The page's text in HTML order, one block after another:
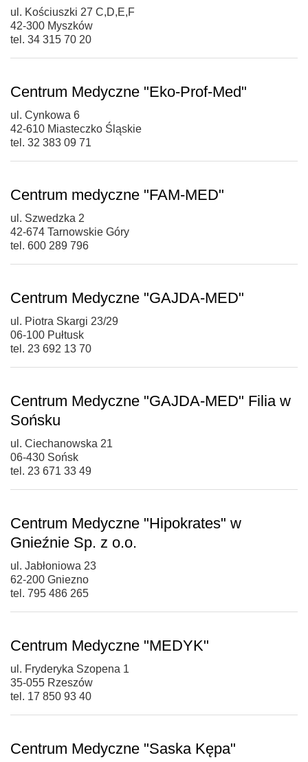
ul. Kościuszki 27 C,D,E,F
42-300 Myszków
tel. 34 315 70 20
Centrum Medyczne "Eko-Prof-Med"
ul. Cynkowa 6
42-610 Miasteczko Śląskie
tel. 32 383 09 71
Centrum medyczne "FAM-MED"
ul. Szwedzka 2
42-674 Tarnowskie Góry
tel. 600 289 796
Centrum Medyczne "GAJDA-MED"
ul. Piotra Skargi 23/29
06-100 Pułtusk
tel. 23 692 13 70
Centrum Medyczne "GAJDA-MED" Filia w
Sońsku
ul. Ciechanowska 21
06-430 Sońsk
tel. 23 671 33 49
Centrum Medyczne "Hipokrates" w
Gnieźnie Sp. z o.o.
ul. Jabłoniowa 23
62-200 Gniezno
tel. 795 486 265
Centrum Medyczne "MEDYK"
ul. Fryderyka Szopena 1
35-055 Rzeszów
tel. 17 850 93 40
Centrum Medyczne "Saska Kępa"